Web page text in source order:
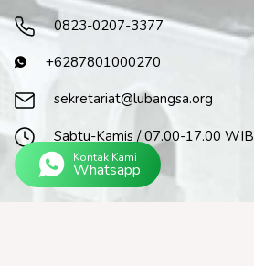
0823-0207-3377
+6287801000270
sekretariat@lubangsa.org
Sabtu-Kamis / 07.00-17.00 WIB
Kontak Kami
Whatsapp